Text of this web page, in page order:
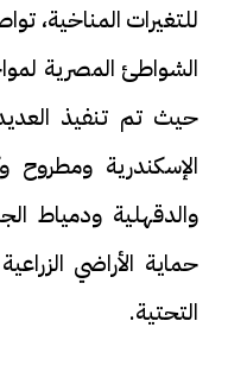
للتغيرات المناخية،
الشواطئ المصرية
حيث تم تنفيذ
الإسكندرية ومطروح
والدقهلية ودمياط
حماية الأراضي
التحتية.